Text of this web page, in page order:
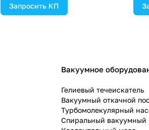
Запросить КП
Вакуумное
Гелиевый течеискатель
Вакуумный откачной
Турбомолекулярный
Спиральный вакуумный